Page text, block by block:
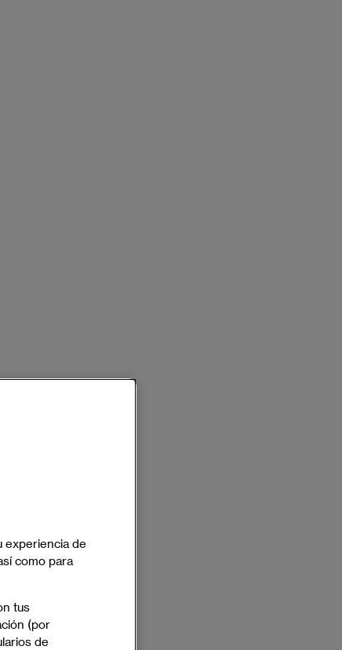
experiencia de
como para
tus
(por
de